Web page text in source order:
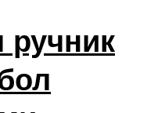
ручник